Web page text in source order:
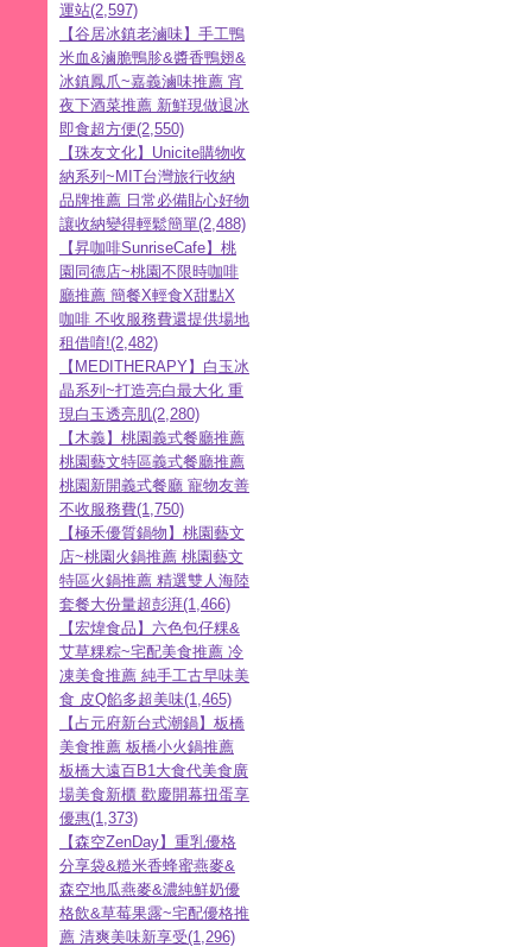
運站(2,597)
【谷居冰鎮老滷味】手工鴨
米血&滷脆鴨胗&醬香鴨翅&
冰鎮鳳爪~嘉義滷味推薦 宵
夜下酒菜推薦 新鮮現做退冰
即食超方便(2,550)
【珠友文化】Unicite購物收
納系列~MIT台灣旅行收納
品牌推薦 日常必備貼心好物
讓收納變得輕鬆簡單(2,488)
【昇咖啡SunriseCafe】桃
園同德店~桃園不限時咖啡
廳推薦 簡餐X輕食X甜點X
咖啡 不收服務費還提供場地
租借唷!(2,482)
【MEDITHERAPY】白玉冰
晶系列~打造亮白最大化 重
現白玉透亮肌(2,280)
【木義】桃園義式餐廳推薦
桃園藝文特區義式餐廳推薦
桃園新開義式餐廳 寵物友善
不收服務費(1,750)
【極禾優質鍋物】桃園藝文
店~桃園火鍋推薦 桃園藝文
特區火鍋推薦 精選雙人海陸
套餐大份量超彭湃(1,466)
【宏煒食品】六色包仔粿&
艾草粿粽~宅配美食推薦 冷
凍美食推薦 純手工古早味美
食 皮Q餡多超美味(1,465)
【占元府新台式潮鍋】板橋
美食推薦 板橋小火鍋推薦
板橋大遠百B1大食代美食廣
場美食新櫃 歡慶開幕扭蛋享
優惠(1,373)
【森空ZenDay】重乳優格
分享袋&糙米香蜂蜜燕麥&
森空地瓜燕麥&濃純鮮奶優
格飲&草莓果露~宅配優格推
薦 清爽美味新享受(1,296)